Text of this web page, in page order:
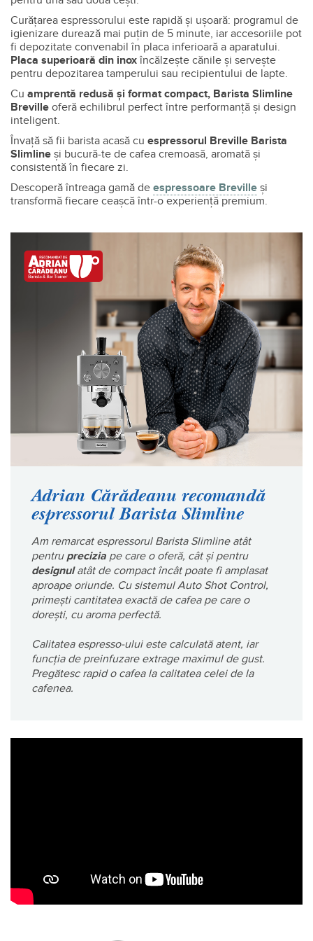
Curățarea espressorului este rapidă și ușoară: programul de
igienizare durează mai puțin de 5 minute, iar accesoriile pot
fi depozitate convenabil în placa inferioară a aparatului.
Placa superioară din inox încălzește cănile și servește
pentru depozitarea tamperului sau recipientului de lapte.
Cu amprentă redusă și format compact, Barista Slimline
Breville oferă echilibrul perfect între performanță și design
inteligent.
Învață să fii barista acasă cu espressorul Breville Barista
Slimline și bucură-te de cafea cremoasă, aromată și
consistentă în fiecare zi.
Descoperă întreaga gamă de espressoare Breville și
transformă fiecare ceașcă într-o experiență premium.
Adrian Cărădeanu recomandă
espressorul Barista Slimline
Am remarcat espressorul Barista Slimline atât
pentru precizia pe care o oferă, cât și pentru
designulatât de compact încât poate fi amplasat
aproape oriunde. Cu sistemul Auto Shot Control,
primești cantitatea exactă de cafea pe care o
dorești, cu aroma perfectă.
Calitatea espresso-ului este calculată atent, iar
funcția de preinfuzare extrage maximul de gust.
Pregătesc rapid o cafea la calitatea celei de la
cafenea.